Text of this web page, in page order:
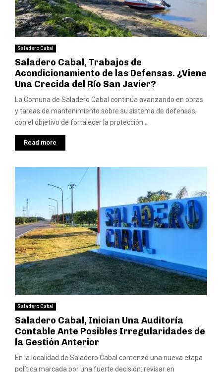
Saladero Cabal
Saladero Cabal, Trabajos de
Acondicionamiento de las Defensas. ¿Viene
Una Crecida del Río San Javier?
La Comuna de Saladero Cabal continúa avanzando en obras
y tareas de mantenimiento sobre su sistema de defensas,
con el objetivo de fortalecer la protección...
Read more
Saladero Cabal
Saladero Cabal, Inician Una Auditoría
Contable Ante Posibles Irregularidades de
la Gestión Anterior
En la localidad de Saladero Cabal comenzó una nueva etapa
política marcada por una fuerte decisión: revisar en